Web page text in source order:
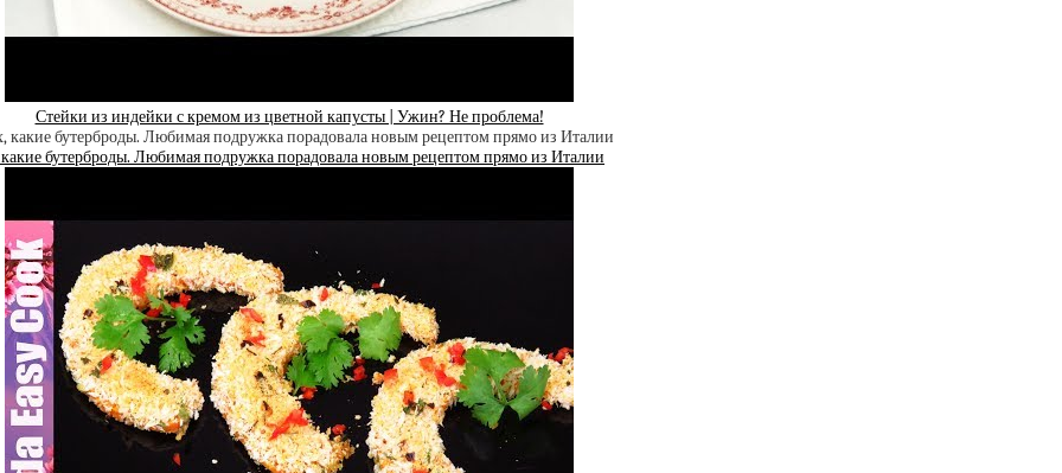
Стейки из индейки с кремом из цветной капусты | Ужин? Не проблема!
бутерброды. Любимая подружка порадовала новым рецептом прямо из Италии